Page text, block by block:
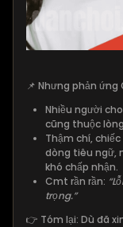
📌 Nhưng phản ứng
Nhiều người
cũng thuộc
Thậm chí,
dòng tiêu ngữ,
khó chấp nhận.
Cmt rần rần:
trọng.”
👉 Tóm lại: Dù đã